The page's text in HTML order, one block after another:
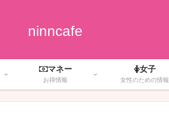
ninncafe
マネー
お得情報
女子
女性のための情報